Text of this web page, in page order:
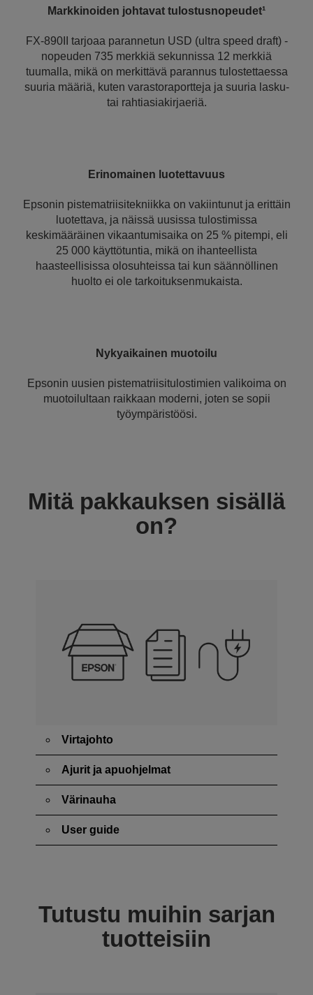
Markkinoiden johtavat tulostusnopeudet¹
FX-890II tarjoaa parannetun USD (ultra speed draft) -
nopeuden 735 merkkiä sekunnissa 12 merkkiä
tuumalla, mikä on merkittävä parannus tulostettaessa
suuria määriä, kuten varastoraportteja ja suuria lasku-
tai rahtiasiakirjaeriä.
Erinomainen luotettavuus
Epsonin pistematriisitekniikka on vakiintunut ja erittäin
luotettava, ja näissä uusissa tulostimissa
keskimääräinen vikaantumisaika on 25 % pitempi, eli
25 000 käyttötuntia, mikä on ihanteellista
haasteellisissa olosuhteissa tai kun säännöllinen
huolto ei ole tarkoituksenmukaista.
Nykyaikainen muotoilu
Epsonin uusien pistematriisitulostimien valikoima on
muotoilultaan raikkaan moderni, joten se sopii
työympäristöösi.
Mitä pakkauksen sisällä
on?
Virtajohto
Ajurit ja apuohjelmat
Värinauha
User guide
Tutustu muihin sarjan
tuotteisiin